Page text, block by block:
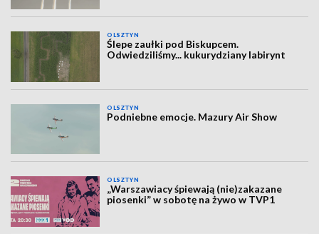
OLSZTYN
Ślepe zaułki pod Biskupcem.
Odwiedziliśmy... kukurydziany labirynt
OLSZTYN
Podniebne emocje. Mazury Air Show
OLSZTYN
„Warszawiacy śpiewają (nie)zakazane
piosenki” w sobotę na żywo w TVP1